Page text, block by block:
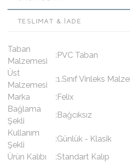
TESLIMAT & İADE
Taban
Malzemesi
:PVC Taban
Üst
Malzemesi
:1.Sınıf Vinleks
Marka
:Felix
Bağlama
Şekli
:Bağcıksız
Kullanım
Şekli
:Günlük - Klasik
Ürün Kalıbı
:Standart Kalıp